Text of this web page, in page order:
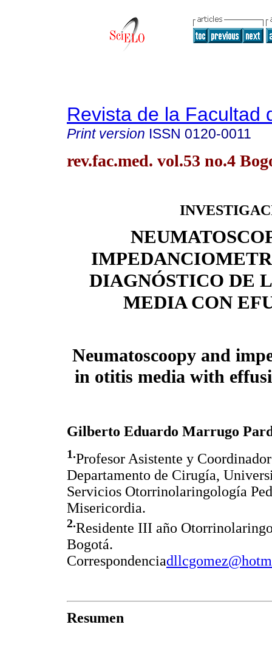
Revista de la Facultad
Print version ISSN 0120-0011
rev.fac.med. vol.53 no.4
DIAGNÓSTICO DE
MEDIA CON
Neumatoscoopy and
in otitis media with
Gilberto Eduardo Marrugo
1.Profesor Asistente y
Departamento de Cirugía,
Servicios Otorrinolaringología
Misericordia.
2.Residente III año
Bogotá.
Correspondencia
Resumen